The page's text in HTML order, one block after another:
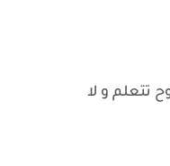
تتعلم و لا